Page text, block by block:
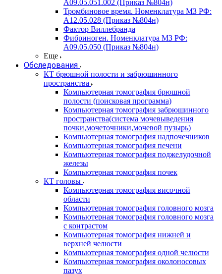
A09.05.051.002 (Приказ №804н)
Тромбиновое время. Номенклатура МЗ РФ:
A12.05.028 (Приказ №804н)
Фактор Виллебранда
Фибриноген. Номенклатура МЗ РФ:
A09.05.050 (Приказ №804н)
Еще
Обследования
КТ брюшной полости и забрюшинного
пространства
Компьютерная томография брюшной
полости (поисковая программа)
Компьютерная томография забрюшинного
пространства(система мочевыведения
почки,мочеточники,мочевой пузырь)
Компьютерная томография надпочечников
Компьютерная томография печени
Компьютерная томография поджелудочной
железы
Компьютерная томография почек
КТ головы
Компьютерная томография височной
области
Компьютерная томография головного мозга
Компьютерная томография головного мозга
с контрастом
Компьютерная томография нижней и
верхней челюсти
Компьютерная томография одной челюсти
Компьютерная томография околоносовых
пазух